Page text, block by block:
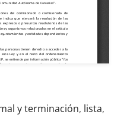
y terminación, lista,